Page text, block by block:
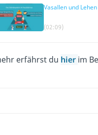
Vasallen und Lehen
(02:09)
erfährst du hier im